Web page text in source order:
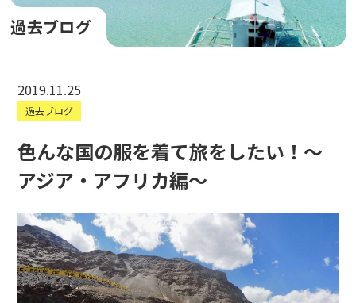
過去ブログ
2019.11.25
過去ブログ
色んな国の服を着て旅をしたい！〜
アジア・アフリカ編〜